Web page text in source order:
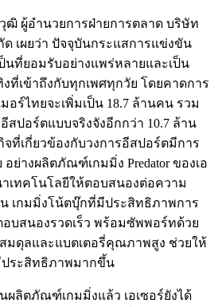
ผู้อำนวยการฝ่ายการตลาด บริษัท
ด เผยว่า ปัจจุบันกระแสการแข่งขัน
นที่ยอมรับอย่างแพร่หลายและเป็น
ที่เข้าถึงกับทุกเพศทุกวัย โดยคาดการ
อร์ไทยจะเพิ่มเป็น 18.7 ล้านคน รวม
ปอร์ตแบบจริงจังอีกกว่า 10.7 ล้าน
ที่เกี่ยวข้องกับวงการอีสปอร์ตมีการ
ย่างผลิตภัณฑ์เกมมิ่ง Predator ของเอ
เทคโนโลยีให้ตอบสนองต่อความ
น เกมมิ่งโน้ตบุ๊กที่มีประสิทธิภาพการ
บสนองรวดเร็ว พร้อมซัพพอร์ทด้วย
มดุลและแบตเตอรี่คุณภาพสูง ช่วยให้
ประสิทธิภาพมากขึ้น
ผลิตภัณฑ์เกมมิ่งแล้ว เอเซอร์ยังได้